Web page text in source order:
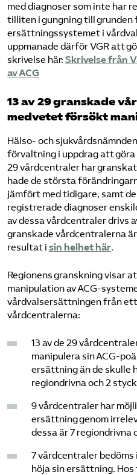
med diagnoser som inte har
tilliten i gungning till grunden
ersättningssystemet i
uppmanade därför VGR att
skrivelse här: Skrivelse från
av ACG
13 av 29 granskade
medvetet försökt
Hälso- och
förvaltning i uppdrag att göra
29 vårdcentraler har
hade de största
jämfört med tidigare, samt
registrerade diagnoser
av dessa vårdcentraler drivs
granskade vårdcentralerna
resultat i sin helhet här.
Regionens granskning visar
manipulation av ACG-
vårdvalsersättningen från
vårdcentralerna:
13 av de 29
manipulera sin ACG-
ersättning än de skulle
regiondrivna och 2
9 vårdcentraler har
ersättning genom
dessa är 7 regiondrivna
7 vårdcentraler
höja sin ersättning. Hos